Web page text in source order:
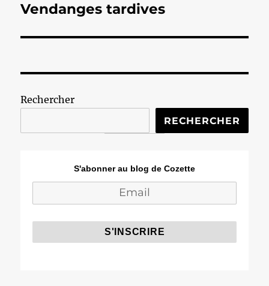
Publication
Vendanges tardives
Rechercher
RECHERCHER
S'abonner au blog de Cozette